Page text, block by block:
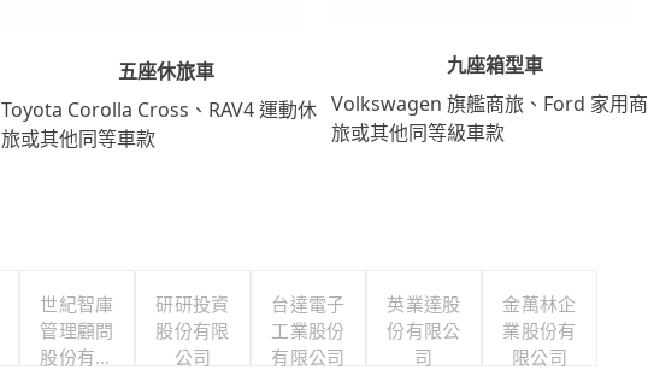
五座休旅車
Toyota Corolla Cross、RAV4 運動休
旅或其他同等車款
九座箱型車
Volkswagen 旗艦商旅、Ford 家用商
旅或其他同等級車款
世紀智庫
管理顧問
股份有限
研研投資
股份有限
公司
台達電子
工業股份
有限公司
英業達股
份有限公
司
金萬林企
業股份有
限公司